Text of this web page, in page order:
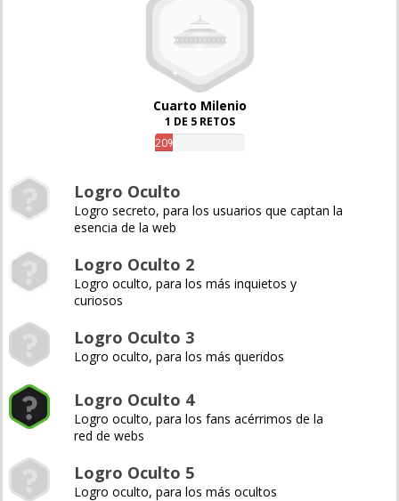
Cuarto Milenio
1 DE 5 RETOS
20%
Logro Oculto
Logro secreto, para los usuarios que captan la
esencia de la web
Logro Oculto 2
Logro oculto, para los más inquietos y
curiosos
Logro Oculto 3
Logro oculto, para los más queridos
Logro Oculto 4
Logro oculto, para los fans acérrimos de la
red de webs
Logro Oculto 5
Logro oculto, para los más ocultos